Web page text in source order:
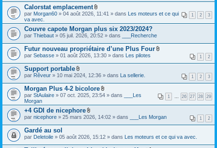
r
(
s
)
j
o
t
(
s
)
c
h
i
r
(
s
)
j
o
i
(
s
)
Calorstat emplacement
F
c
h
i
r
(
s
)
o
i
n
t
s
1 2 3
par Morgan60 » 04 août 2026, 11:41 » dans Les moteurs et ce qui
va avec.
Couvre capote Morgan plus six 2023/2024?
par Thiebaut » 05 juil. 2026, 20:52 » dans ___Recherche
Futur nouveau propriétaire d’une Plus Four
c
e
(
s
)
o
i
s
1 2
par Sebasse » 01 août 2026, 13:30 » dans Les pilotes
Support portable
F
c
h
i
r
(
s
)
o
i
1 2 3
par Rêveur » 10 mai 2024, 12:36 » dans La sellerie.
Morgan Plus 4-2 bicolore
F
c
i
(
s
)
1 26 27 28 29
par StAulaire » 07 oct. 2025, 23:54 » dans
___Les
Morgan
+4 GDI de nicephore
F
c
e
1 2
par nicephore » 25 mars 2026, 14:02 » dans ___Les Morgan
Gardé au sol
par Deletoile » 05 août 2026, 15:12 » dans Les moteurs et ce qui va avec.